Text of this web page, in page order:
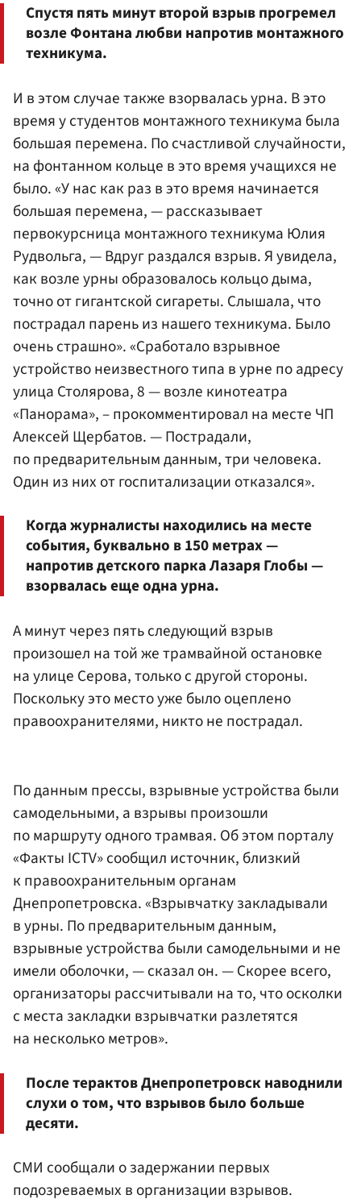
Cпустя пять минут второй взрыв прогремел
возле Фонтана любви напротив монтажного
техникума.
И в этом случае также взорвалась урна. В это
время у студентов монтажного техникума была
большая перемена. По счастливой случайности,
на фонтанном кольце в это время учащихся не
было. «У нас как раз в это время начинается
большая перемена, — рассказывает
первокурсница монтажного техникума Юлия
Рудвольга, — Вдруг раздался взрыв. Я увидела,
как возле урны образовалось кольцо дыма,
точно от гигантской сигареты. Слышала, что
пострадал парень из нашего техникума. Было
очень страшно». «Сработало взрывное
устройство неизвестного типа в урне по адресу
улица Столярова, 8 — возле кинотеатра
«Панорама», – прокомментировал на месте ЧП
Алексей Щербатов. — Пострадали,
по предварительным данным, три человека.
Один из них от госпитализации отказался».
Когда журналисты находились на месте
события, буквально в 150 метрах —
напротив детского парка Лазаря Глобы —
взорвалась еще одна урна.
А минут через пять следующий взрыв
произошел на той же трамвайной остановке
на улице Серова, только с другой стороны.
Поскольку это место уже было оцеплено
правоохранителями, никто не пострадал.
По данным прессы, взрывные устройства были
самодельными, а взрывы произошли
по маршруту одного трамвая. Об этом порталу
«Факты ICTV» сообщил источник, близкий
к правоохранительным органам
Днепропетровска. «Взрывчатку закладывали
в урны. По предварительным данным,
взрывные устройства были самодельными и не
имели оболочки, — сказал он. — Скорее всего,
организаторы рассчитывали на то, что осколки
с места закладки взрывчатки разлетятся
на несколько метров».
После терактов Днепропетровск наводнили
слухи о том, что взрывов было больше
десяти.
СМИ сообщали о задержании первых
подозреваемых в организации взрывов.